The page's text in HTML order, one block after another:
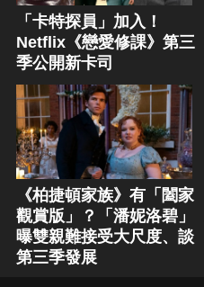
「卡特探員」加入！
Netflix《戀愛修課》第三
季公開新卡司
《柏捷頓家族》有「闔家
觀賞版」？「潘妮洛碧」
曝雙親難接受大尺度、談
第三季發展